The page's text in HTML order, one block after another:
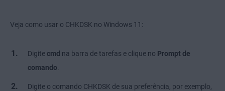
Veja como usar o CHKDSK no Windows 11:
Digite cmd na barra de tarefas e clique no Prompt de
comando
Digite o comando CHKDSK de sua preferência, por exemplo,